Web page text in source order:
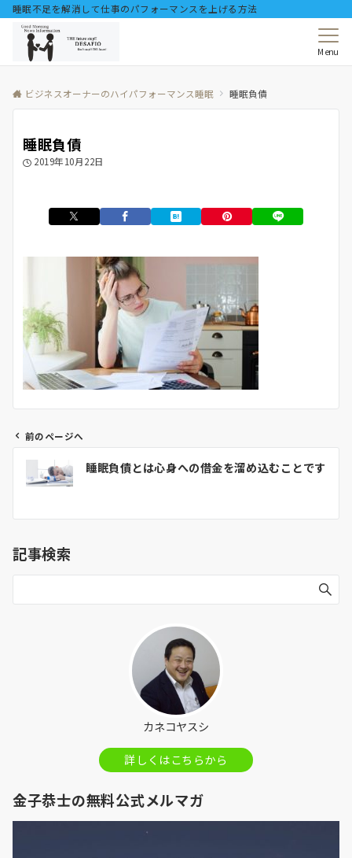
睡眠不足を解消して仕事のパフォーマンスを上げる方法
Menu
ビジネスオーナーのハイパフォーマンス睡眠 睡眠負債
睡眠負債
2019年10月22日
ビ
ー
シ
前のページへ
睡眠負債とは心身への借金を溜め込むことです
記事検索
カネコヤスシ
詳しくはこちらから
金子恭士の無料公式メルマガ